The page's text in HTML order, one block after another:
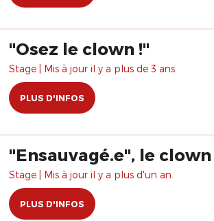
​"Osez le clown !"
Stage | Mis à jour il y a plus de 3 ans.
PLUS D'INFOS
"Ensauvagé.e", le
Stage | Mis à jour il y a plus d'un an.
PLUS D'INFOS